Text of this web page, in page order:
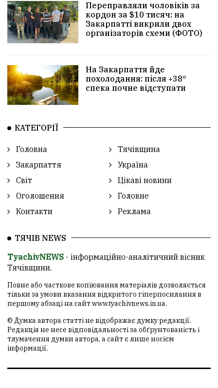
Переправляли чоловіків за
кордон за $10 тисяч: на
Закарпатті викрили двох
організаторів схеми (ФОТО)
На Закарпаття йде
похолодання: після +38°
спека почне відступати
КАТЕГОРІЇ
Головна
Тячівщина
Закарпаття
Україна
Світ
Цікаві новини
Оголошення
Головне
Контакти
Реклама
ТЯЧІВ NEWS
TyachivNEWS - інформаційно-аналітичний вісник
Тячівщини.
Повне або часткове копіювання матеріалів дозволяється
тільки за умови вказання відкритого гіперпосилання в
першому абзаці на сайт www.tyachivnews.in.ua.
© Думка автора статті не відображає думку редакції.
Редакція не несе відповідальності за обґрунтованість і
тлумачення думки автора, а сайт є лише носієм
інформації.